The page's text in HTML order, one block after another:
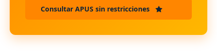
Consultar APUS sin restricciones